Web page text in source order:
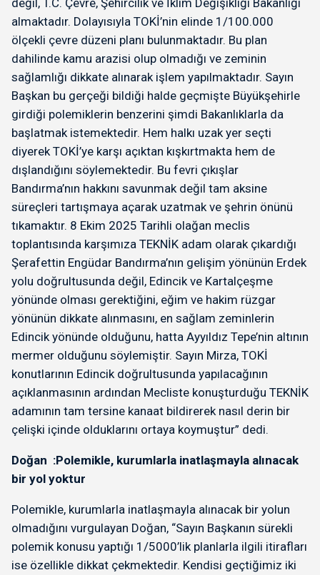
almaktadır. Dolayısıyla TOKİ’nin elinde 1/100.000
ölçekli çevre düzeni planı bulunmaktadır. Bu plan
dahilinde kamu arazisi olup olmadığı ve zeminin
sağlamlığı dikkate alınarak işlem yapılmaktadır. Sayın
Başkan bu gerçeği bildiği halde geçmişte Büyükşehirle
girdiği polemiklerin benzerini şimdi Bakanlıklarla da
başlatmak istemektedir. Hem halkı uzak yer seçti
diyerek TOKİ’ye karşı açıktan kışkırtmakta hem de
dışlandığını söylemektedir. Bu fevri çıkışlar
Bandırma’nın hakkını savunmak değil tam aksine
süreçleri tartışmaya açarak uzatmak ve şehrin önünü
tıkamaktır. 8 Ekim 2025 Tarihli olağan meclis
toplantısında karşımıza TEKNİK adam olarak çıkardığı
Şerafettin Engüdar Bandırma’nın gelişim yönünün Erdek
yolu doğrultusunda değil, Edincik ve Kartalçeşme
yönünde olması gerektiğini, eğim ve hakim rüzgar
yönünün dikkate alınmasını, en sağlam zeminlerin
Edincik yönünde olduğunu, hatta Ayyıldız Tepe’nin altının
mermer olduğunu söylemiştir. Sayın Mirza, TOKİ
konutlarının Edincik doğrultusunda yapılacağının
açıklanmasının ardından Mecliste konuşturduğu TEKNİK
adamının tam tersine kanaat bildirerek nasıl derin bir
çelişki içinde olduklarını ortaya koymuştur” dedi.
Doğan :Polemikle, kurumlarla inatlaşmayla alınacak
bir yol yoktur
Polemikle, kurumlarla inatlaşmayla alınacak bir yolun
olmadığını vurgulayan Doğan, “Sayın Başkanın sürekli
polemik konusu yaptığı 1/5000’lik planlarla ilgili itirafları
ise özellikle dikkat çekmektedir. Kendisi geçtiğimiz iki